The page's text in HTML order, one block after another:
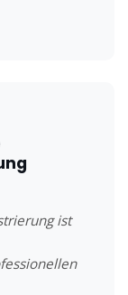
ist